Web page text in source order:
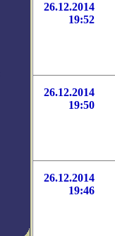
26.12.2014
19:52
26.12.2014
19:50
26.12.2014
19:46